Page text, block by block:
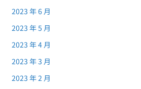
2023 年 6 月
2023 年 5 月
2023 年 4 月
2023 年 3 月
2023 年 2 月